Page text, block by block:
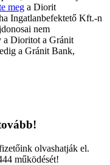
meg a Diorit
Ingatlanbefektető Kft.-n
nem
a Dioritot a Gránit
a Gránit Bank,
olvashatják el.
működését!